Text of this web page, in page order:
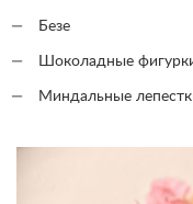
Безе
Шоколадные
Миндальные